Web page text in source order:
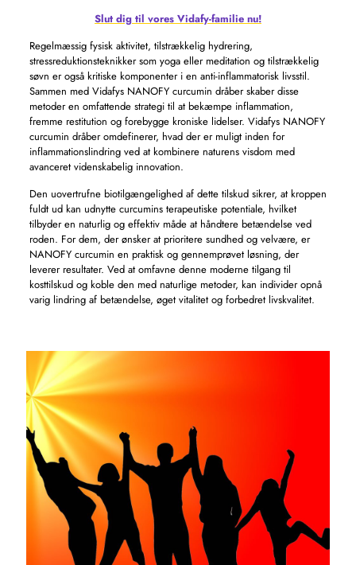
Slut dig til vores Vidafy-familie nu!
Regelmæssig fysisk aktivitet, tilstrækkelig hydrering,
stressreduktionsteknikker som yoga eller meditation og tilstrækkelig
søvn er også kritiske komponenter i en anti-inflammatorisk livsstil.
Sammen med Vidafys NANOFY curcumin dråber skaber disse
metoder en omfattende strategi til at bekæmpe inflammation,
fremme restitution og forebygge kroniske lidelser. Vidafys NANOFY
curcumin dråber omdefinerer, hvad der er muligt inden for
inflammationslindring ved at kombinere naturens visdom med
avanceret videnskabelig innovation.
Den uovertrufne biotilgængelighed af dette tilskud sikrer, at kroppen
fuldt ud kan udnytte curcumins terapeutiske potentiale, hvilket
tilbyder en naturlig og effektiv måde at håndtere betændelse ved
roden. For dem, der ønsker at prioritere sundhed og velvære, er
NANOFY curcumin en praktisk og gennemprøvet løsning, der
leverer resultater. Ved at omfavne denne moderne tilgang til
kosttilskud og koble den med naturlige metoder, kan individer opnå
varig lindring af betændelse, øget vitalitet og forbedret livskvalitet.